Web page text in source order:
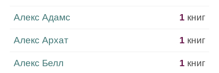
Алекс Адамс 1 книг
Алекс Архат 1 книг
Алекс Белл 1 книг